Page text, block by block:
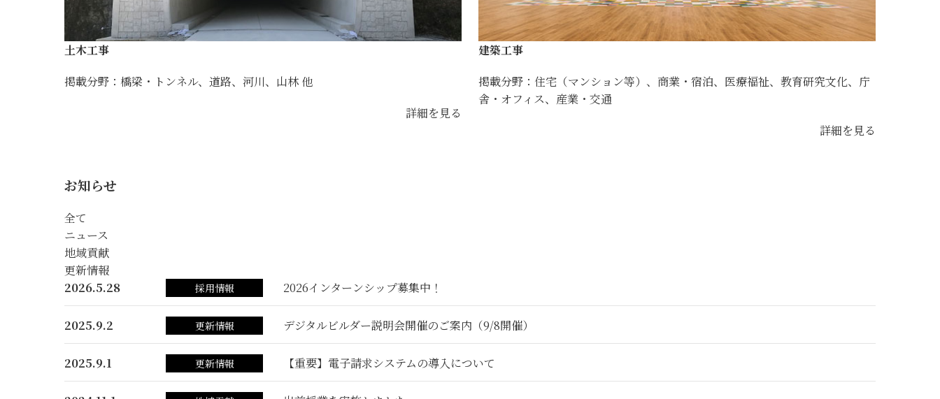
土木工事
掲載分野：橋梁・トンネル、道路、河川、山林 他
詳細を見る
建築工事
掲載分野：住宅（マンション等）、商業・宿泊、医療福祉、教育研究文化、庁
舎・オフィス、産業・交通
詳細を見る
お知らせ
全て
ニュース
地域貢献
更新情報
2026.5.28
採用情報 2026インターンシップ募集中！
2025.9.2 更新情報 デジタルビルダー説明会開催のご案内（9/8開催）
2025.9.1 更新情報 【重要】電子請求システムの導入について